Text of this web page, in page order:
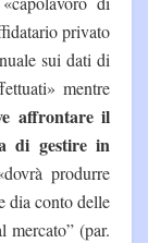
privato
sui dati di
mentre
affrontare il
di gestire in
produrre
dia conto delle
mercato” (par.